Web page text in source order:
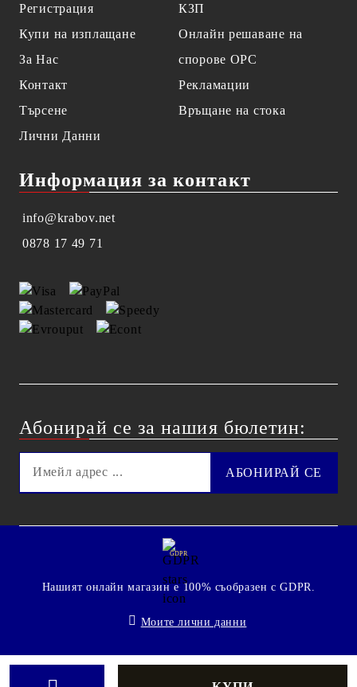
Регистрация
Купи на изплащане
За Нас
Контакт
Търсене
Лични Данни
КЗП
Онлайн решаване на
спорове OPC
Рекламации
Връщане на стока
Информация за контакт
info@krabov.net
0878 17 49 71
Абонирай се за нашия бюлетин:
GDPR
Нашият онлайн магазин е 100% съобразен с GDPR.
Моите лични данни